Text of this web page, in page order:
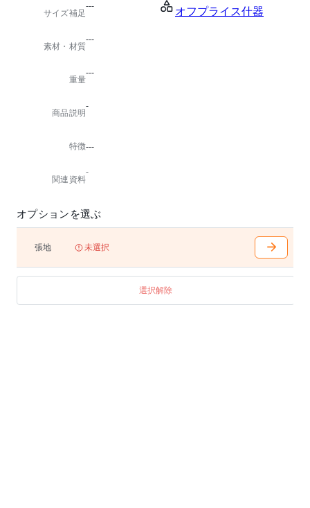
オフプライス什器
サイズ補足
---
素材・材質
---
重量
---
商品説明
-
特徴---
関連資料
-
オプションを選ぶ
張地 未選択
選択解除